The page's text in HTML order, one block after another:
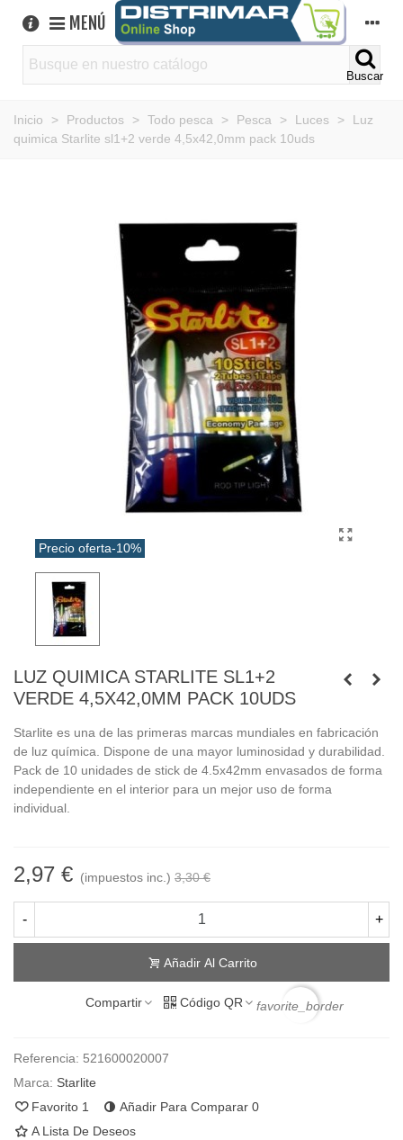
MENÚ
Buscar
Inicio > Productos > Todo pesca > Pesca > Luces >
Luz
quimica Starlite sl1+2 verde 4,5x42,0mm pack 10uds
Precio oferta-10%
LUZ QUIMICA STARLITE SL1+2
VERDE 4,5X42,0MM PACK 10UDS
Starlite es una de las primeras marcas mundiales en fabricación
de luz química. Dispone de una mayor luminosidad y durabilidad.
Pack de 10 unidades de stick de 4.5x42mm envasados de forma
independiente en el interior para un mejor uso de forma
individual.
2,97 € (impuestos inc.) 3,30 €
- +
Añadir Al Carrito
Compartir Código QR favorite_border
Referencia: 521600020007
Marca: Starlite
Favorito 1 Añadir Para Comparar 0
A Lista De Deseos